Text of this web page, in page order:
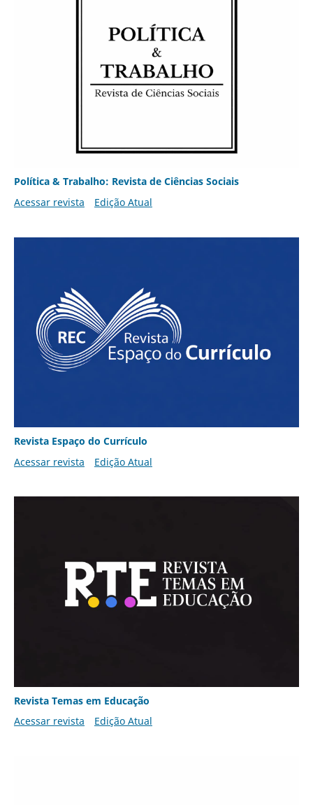
Política & Trabalho: Revista de Ciências Sociais
Acessar revista
Edição Atual
Revista Espaço do Currículo
Acessar revista
Edição Atual
Revista Temas em Educação
Acessar revista
Edição Atual